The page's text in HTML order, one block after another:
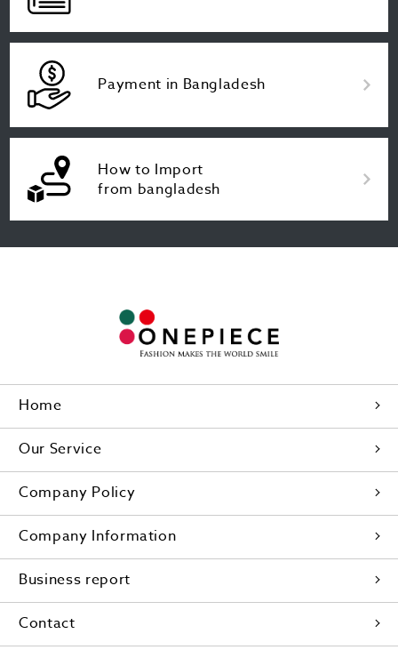
Payment in Bangladesh
How to Import
from bangladesh
Home
Our Service
Company Policy
Company Information
Business report
Contact